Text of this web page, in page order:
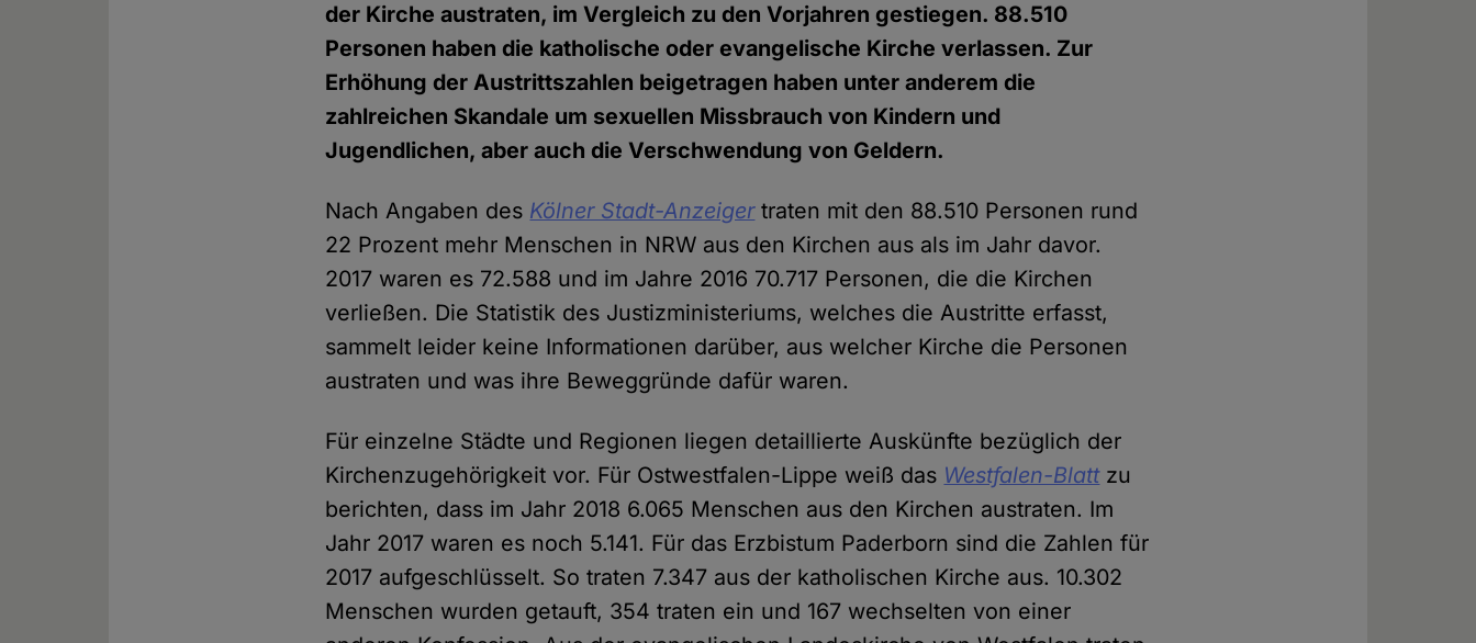
der Kirche austraten, im Vergleich zu den Vorjahren gestiegen. 88.510
Personen haben die katholische oder evangelische Kirche verlassen. Zur
Erhöhung der Austrittszahlen beigetragen haben unter anderem die
zahlreichen Skandale um sexuellen Missbrauch von Kindern und
Jugendlichen, aber auch die Verschwendung von Geldern.
Nach Angaben des Kölner Stadt-Anzeigertraten mit den 88.510 Personen rund
22 Prozent mehr Menschen in NRW aus den Kirchen aus als im Jahr davor.
2017 waren es 72.588 und im Jahre 2016 70.717 Personen, die die Kirchen
verließen. Die Statistik des Justizministeriums, welches die Austritte erfasst,
sammelt leider keine Informationen darüber, aus welcher Kirche die Personen
austraten und was ihre Beweggründe dafür waren.
Für einzelne Städte und Regionen liegen detaillierte Auskünfte bezüglich der
Kirchenzugehörigkeit vor. Für Ostwestfalen-Lippe weiß das Westfalen-Blattzu
berichten, dass im Jahr 2018 6.065 Menschen aus den Kirchen austraten. Im
Jahr 2017 waren es noch 5.141. Für das Erzbistum Paderborn sind die Zahlen für
2017 aufgeschlüsselt. So traten 7.347 aus der katholischen Kirche aus. 10.302
Menschen wurden getauft, 354 traten ein und 167 wechselten von einer